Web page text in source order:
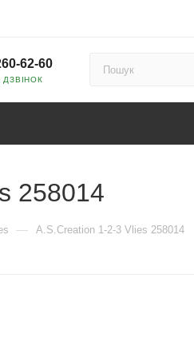
62-60
258014
— A.S.Creation 1-2-3 Vlies 258014